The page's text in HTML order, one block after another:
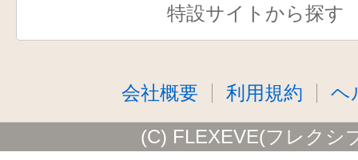
特設サイトから探す
会社概要 利用規約 ヘ
(C) FLEXEVE(フレクシ